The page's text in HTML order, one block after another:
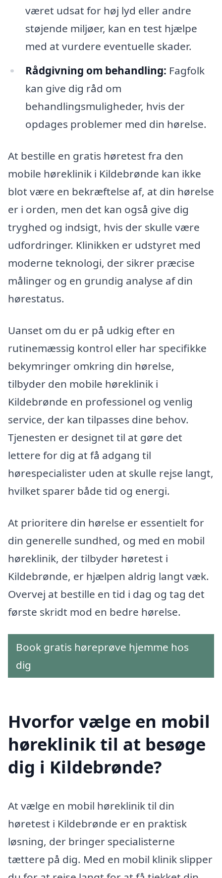
været udsat for høj lyd eller andre
støjende miljøer, kan en test hjælpe
med at vurdere eventuelle skader.
Rådgivning om behandling: Fagfolk
kan give dig råd om
behandlingsmuligheder, hvis der
opdages problemer med din hørelse.
At bestille en gratis høretest fra den
mobile høreklinik i Kildebrønde kan ikke
blot være en bekræftelse af, at din hørelse
er i orden, men det kan også give dig
tryghed og indsigt, hvis der skulle være
udfordringer. Klinikken er udstyret med
moderne teknologi, der sikrer præcise
målinger og en grundig analyse af din
hørestatus.
Uanset om du er på udkig efter en
rutinemæssig kontrol eller har specifikke
bekymringer omkring din hørelse,
tilbyder den mobile høreklinik i
Kildebrønde en professionel og venlig
service, der kan tilpasses dine behov.
Tjenesten er designet til at gøre det
lettere for dig at få adgang til
hørespecialister uden at skulle rejse langt,
hvilket sparer både tid og energi.
At prioritere din hørelse er essentielt for
din generelle sundhed, og med en mobil
høreklinik, der tilbyder høretest i
Kildebrønde, er hjælpen aldrig langt væk.
Overvej at bestille en tid i dag og tag det
første skridt mod en bedre hørelse.
Book gratis høreprøve hjemme hos
dig
Hvorfor vælge en mobil
høreklinik til at besøge
dig i Kildebrønde?
At vælge en mobil høreklinik til din
høretest i Kildebrønde er en praktisk
løsning, der bringer specialisterne
tættere på dig. Med en mobil klinik slipper